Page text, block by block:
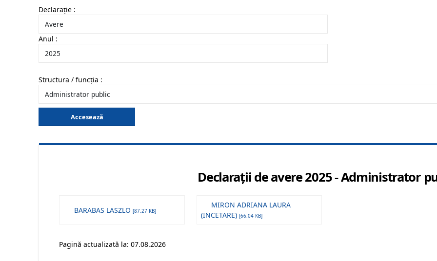
Declarație :
Anul :
Structura / funcția :
Accesează
Declarații de avere 2025 - Administrator
BARABAS LASZLO [87.27 KB]
MIRON ADRIANA LAURA
(INCETARE) [66.04 KB]
Pagină actualizată la: 07.08.2026